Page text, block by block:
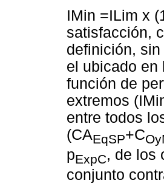
IMin =ILim x
satisfacción,
definición,
el ubicado en
función de
extremos
entre todos
(CAEqSP+C
pExpC, de los
conjunto